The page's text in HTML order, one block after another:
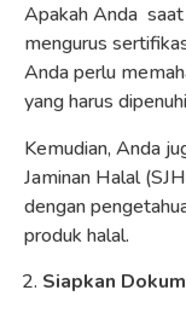
Apakah Anda saat
mengurus
Anda perlu
yang harus
Kemudian, Anda
Jaminan Halal
dengan
produk halal.
Siapkan